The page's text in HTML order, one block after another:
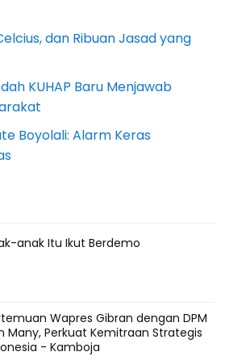
dan Ribuan Jasad yang
KUHAP Baru Menjawab
Boyolali: Alarm Keras
anak Itu Ikut Berdemo
Wapres Gibran dengan DPM
Many, Perkuat Kemitraan Strategis
- Kamboja